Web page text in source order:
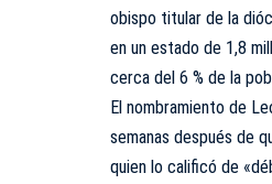
obispo titular de la
en un estado de 1,8
cerca del 6 % de la
El nombramiento de
semanas después de
quien lo calificó de